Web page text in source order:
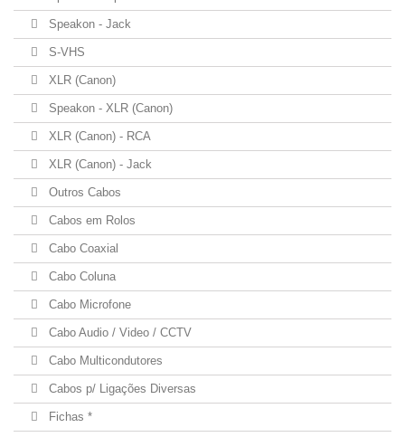
Speakon - Jack
S-VHS
XLR (Canon)
Speakon - XLR (Canon)
XLR (Canon) - RCA
XLR (Canon) - Jack
Outros Cabos
Cabos em Rolos
Cabo Coaxial
Cabo Coluna
Cabo Microfone
Cabo Audio / Video / CCTV
Cabo Multicondutores
Cabos p/ Ligações Diversas
Fichas *